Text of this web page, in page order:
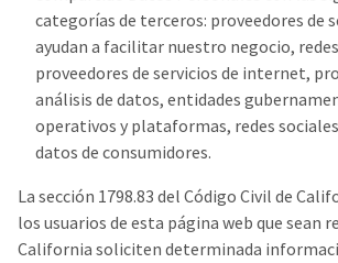
categorías de terceros: proveedores de
ayudan a facilitar nuestro negocio,
proveedores de servicios de internet,
análisis de datos, entidades
operativos y plataformas, redes
datos de consumidores.
La sección 1798.83 del Código Civil de
los usuarios de esta página web que sean
California soliciten determinada